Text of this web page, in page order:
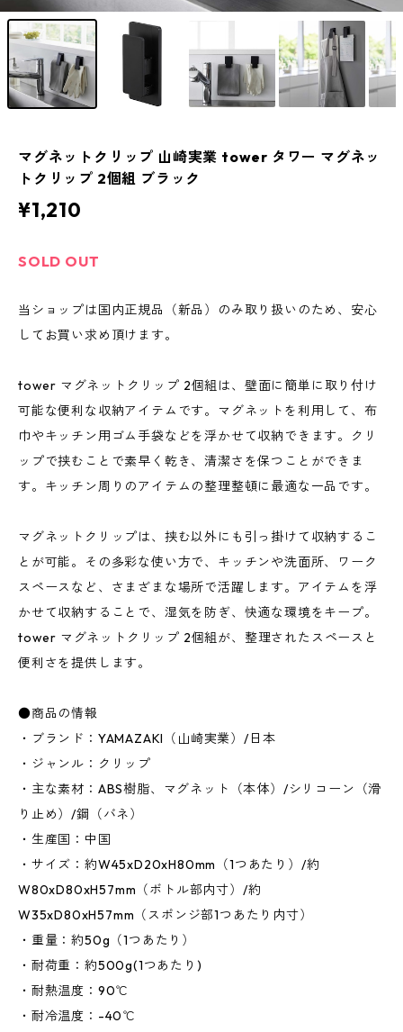
マグネットクリップ 山崎実業 tower タワー マグネッ
トクリップ 2個組 ブラック
¥1,210
SOLD OUT
当ショップは国内正規品（新品）のみ取り扱いのため、安心
してお買い求め頂けます。
tower マグネットクリップ 2個組は、壁面に簡単に取り付け
可能な便利な収納アイテムです。マグネットを利用して、布
巾やキッチン用ゴム手袋などを浮かせて収納できます。クリ
ップで挟むことで素早く乾き、清潔さを保つことができま
す。キッチン周りのアイテムの整理整頓に最適な一品です。
マグネットクリップは、挟む以外にも引っ掛けて収納するこ
とが可能。その多彩な使い方で、キッチンや洗面所、ワーク
スペースなど、さまざまな場所で活躍します。アイテムを浮
かせて収納することで、湿気を防ぎ、快適な環境をキープ。
tower マグネットクリップ 2個組が、整理されたスペースと
便利さを提供します。
●商品の情報
・ブランド：YAMAZAKI（山崎実業）/日本
・ジャンル：クリップ
・主な素材：ABS樹脂、マグネット（本体）/シリコーン（滑
り止め）/鋼（バネ）
・生産国：中国
・サイズ：約W45xD20xH80mm（1つあたり）/約
W80xD80xH57mm（ボトル部内寸）/約
W35xD80xH57mm（スポンジ部1つあたり内寸）
・重量：約50g（1つあたり）
・耐荷重：約500g(1つあたり)
・耐熱温度：90℃
・耐冷温度：-40℃